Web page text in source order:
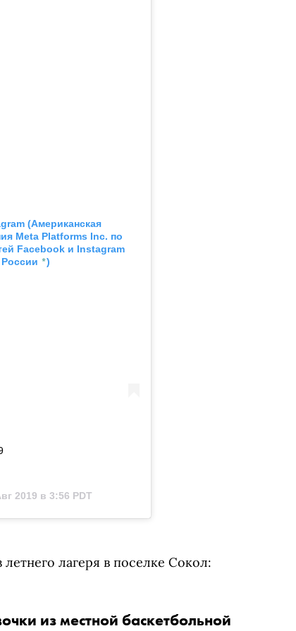
(Американская
Meta Platforms Inc. по
Facebook и Instagram
*)
2019 в 3:56 PDT
лагеря в поселке Сокол:
из местной баскетбольной